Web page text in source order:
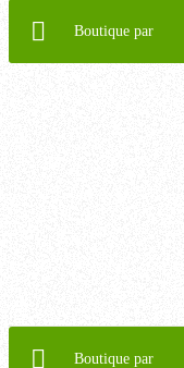
Boutique par
Boutique par